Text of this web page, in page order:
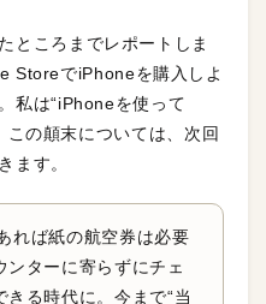
ところまでレポートしま
StoreでiPhoneを購入しよ
私は“iPhoneを使って
の顛末については、次回
ます。
れば紙の航空券は必要
ンターに寄らずにチェ
きる時代に。今まで“当